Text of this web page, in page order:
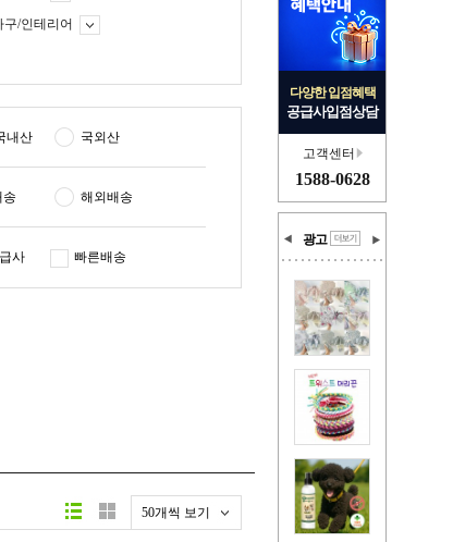
다양한 입점혜택
공급사입점상담
고객센터
1588-0628
광고
구/인테리어
내산 국외산
송 해외배송
사 빠른배송
50개씩 보기